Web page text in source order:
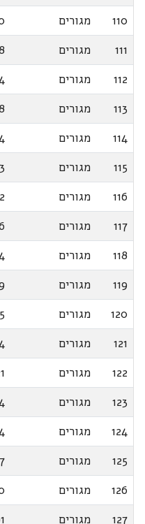
110
מגורים
111
מגורים
112
מגורים
113
מגורים
114
מגורים
115
מגורים
116
מגורים
117
מגורים
118
מגורים
119
מגורים
120
מגורים
121
מגורים
122
מגורים
123
מגורים
124
מגורים
125
מגורים
126
מגורים
127
מגורים